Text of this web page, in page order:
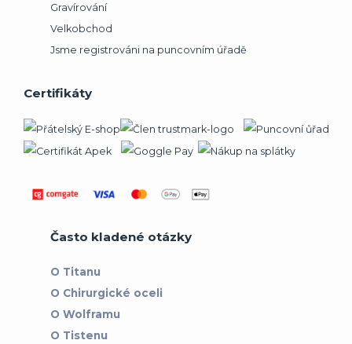
Gravírování
Velkobchod
Jsme registrováni na puncovním úřadě
Certifikáty
Často kladené otázky
O Titanu
O Chirurgické oceli
O Wolframu
O Tistenu